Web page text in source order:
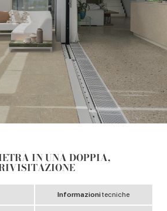
IN UNA DOPPIA,
Informazionitecniche